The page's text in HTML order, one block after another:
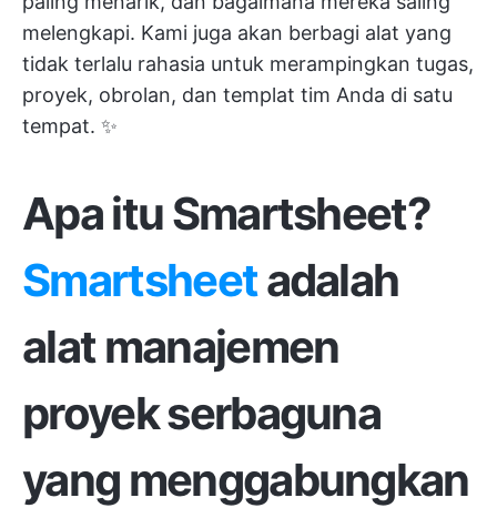
melengkapi. Kami juga akan berbagi alat yang
tidak terlalu rahasia untuk merampingkan tugas,
proyek, obrolan, dan templat tim Anda di satu
tempat. ✨
Apa itu Smartsheet?
Smartsheetadalah
alat manajemen
proyek serbaguna
yang menggabungkan